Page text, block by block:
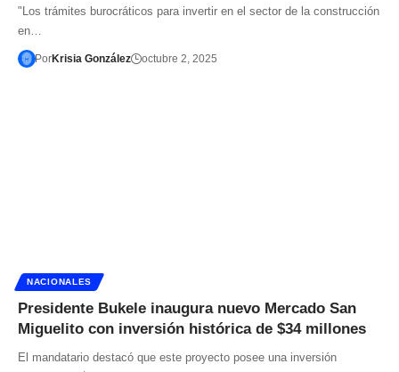
"Los trámites burocráticos para invertir en el sector de la construcción
en…
PorKrisia González octubre 2, 2025
NACIONALES
Presidente Bukele inaugura nuevo Mercado San
Miguelito con inversión histórica de $34 millones
El mandatario destacó que este proyecto posee una inversión